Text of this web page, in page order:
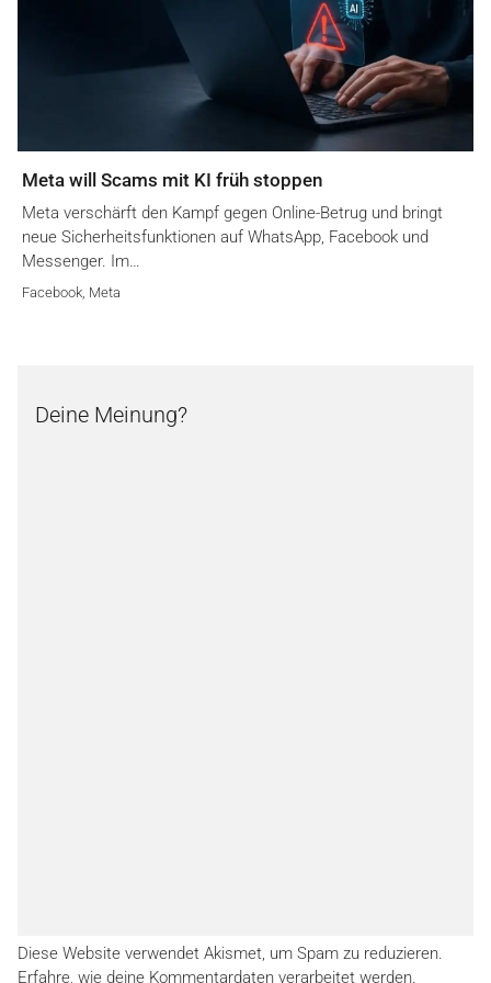
Meta will Scams mit KI früh stoppen
Meta verschärft den Kampf gegen Online-Betrug und bringt
neue Sicherheitsfunktionen auf WhatsApp, Facebook und
Messenger. Im…
Facebook, Meta
Deine Meinung?
Diese Website verwendet Akismet, um Spam zu reduzieren.
Erfahre, wie deine Kommentardaten verarbeitet werden.